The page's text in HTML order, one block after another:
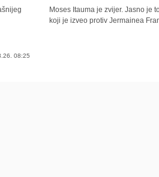
08:25
Moses Itauma je zvijer. Jasno je
koji je izveo protiv Jermainea